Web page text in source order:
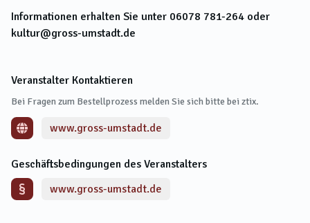
Informationen erhalten Sie unter 06078 781-264 oder
kultur@gross-umstadt.de
Veranstalter Kontaktieren
Bei Fragen zum Bestellprozess melden Sie sich bitte bei ztix.
www.gross-umstadt.de
Geschäftsbedingungen des Veranstalters
www.gross-umstadt.de